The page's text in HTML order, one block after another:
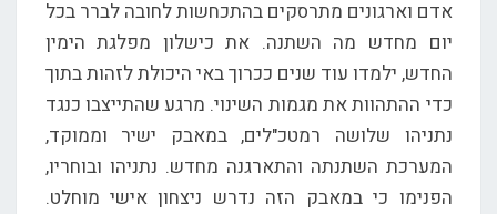
אדם וארגונים מתרסקים בהתכחשות לחובה לברר בכל
יום מחדש מה השתנה. את כישלון מפלגת הימין
החדש, ילמדו עוד שנים ככרוך באי היכולת לזהות בתוך
כדי ההתהוות את מגמות השינוי. מרגע שהתייצבו כנגד
נתניהו שלושה רמטכ"לים, במאבק ישיר וממוקד,
המערכת השתנתה והתארגנה מחדש. נתניהו ובוחריו,
הפנימו כי במאבק הזה נדרש ניצחון אישי מוחלט.